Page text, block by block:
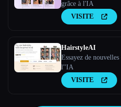
grâce à l'IA
VISITE
HairstyleAI
Essayez de
l''IA
VISITE